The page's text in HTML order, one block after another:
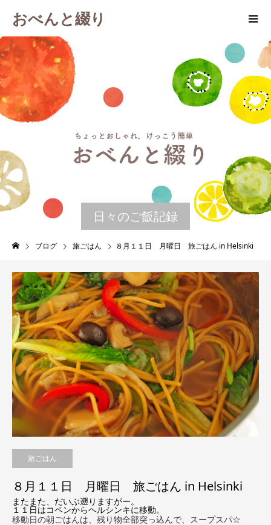
おべんと綴り
日々のご飯記録
ブログ 旅ごはん ８月１１日 月曜日 旅ごはん in Helsinki
旅ごはん
８月１１日 月曜日 旅ごはん in Helsinki
またまた、だいぶ遡りますがー。
１１日はコペンからヘルシンキに移動。
移動日の朝ごはんは、残り物全部突っ込んで、スープスパ☆